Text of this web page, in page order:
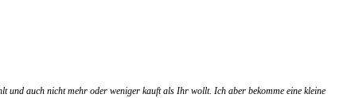
und auch nicht mehr oder weniger kauft als Ihr wollt. Ich aber bekomme eine kleine